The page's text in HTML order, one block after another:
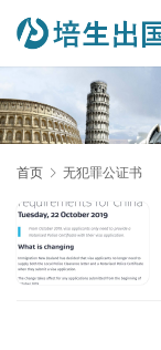
首页 无犯罪公证书